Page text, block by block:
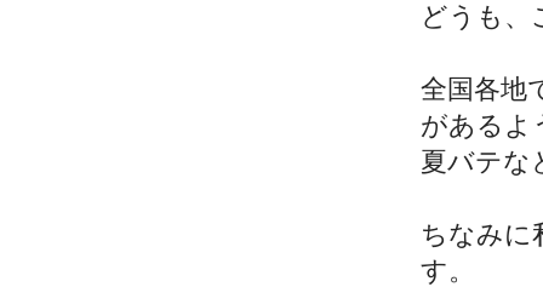
どうも、
全国各地
があるよ
夏バテな
ちなみに
す。